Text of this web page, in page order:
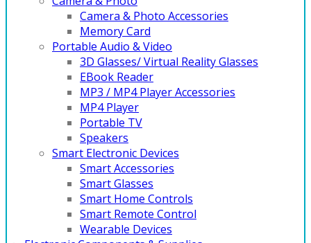
Camera & Photo Accessories
Memory Card
Portable Audio & Video
3D Glasses/ Virtual Reality Glasses
EBook Reader
MP3 / MP4 Player Accessories
MP4 Player
Portable TV
Speakers
Smart Electronic Devices
Smart Accessories
Smart Glasses
Smart Home Controls
Smart Remote Control
Wearable Devices